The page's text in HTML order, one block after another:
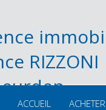
ACCUEIL ACHETER